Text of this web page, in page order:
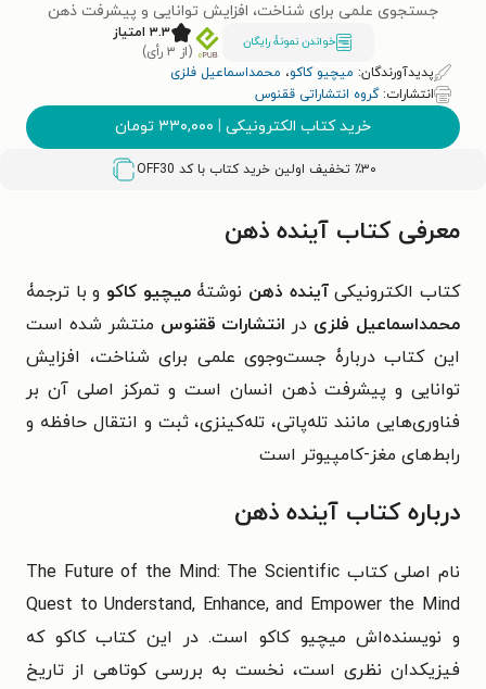
جستجوی علمی برای شناخت، افزایش توانایی و پیشرفت ذهن
خواندن نمونۀ رایگان
۳.۳ امتیاز
(از ۳ رأی)
پدیدآورندگان: میچیو کاکو، محمداسماعیل فلزی
انتشارات:گروه انتشاراتی ققنوس
خرید کتاب الکترونیکی | ۳۳۰,۰۰۰ تومان
٪۳۰ تخفیف اولین خرید کتاب با کد OFF30
معرفی کتاب آینده ذهن
کتاب الکترونیکیآینده ذهن نوشتۀمیچیو کاکو و با ترجمۀ
محمداسماعیل فلزی در انتشارات ققنوس منتشر شده است
این کتاب دربارۀ جست‌وجوی علمی برای شناخت، افزایش
توانایی و پیشرفت ذهن انسان است و تمرکز اصلی آن بر
فناوری‌هایی مانند تله‌پاتی، تله‌کینزی، ثبت و انتقال حافظه و
رابط‌های مغز-کامپیوتر است
درباره کتاب آینده ذهن
نام اصلی کتاب The Future of the Mind: The Scientific
Quest to Understand, Enhance, and Empower the Mind
و نویسنده‌اش میچیو کاکو است.در این کتاب کاکو که
فیزیکدان نظری است، نخست به بررسی کوتاهی از تاریخ